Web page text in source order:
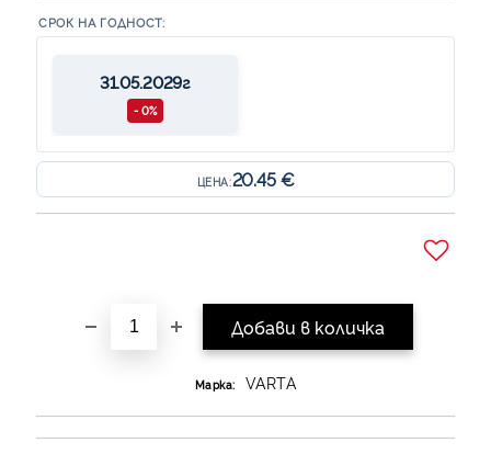
СРОК НА ГОДНОСТ:
31.05.2029г
- 0%
ЦЕНА:20.45 €
Марка: VARTA